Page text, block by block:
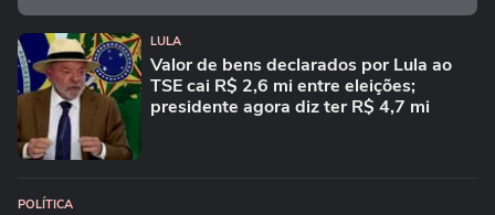
LULA
Valor de bens declarados por Lula ao
TSE cai R$ 2,6 mi entre eleições;
presidente agora diz ter R$ 4,7 mi
POLÍTICA